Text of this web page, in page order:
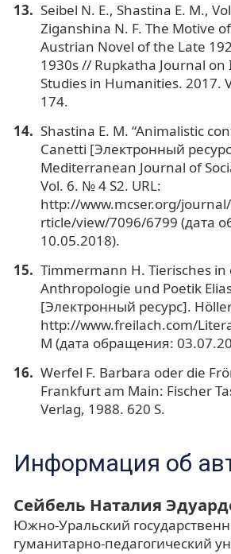
Seibel N. E., Shastina E. M.,
Ziganshina N. F. The Motive
Austrian Novel of the Late
1930s // Rupkatha Journal
Studies in Humanities. 2017.
174.
Shastina E. M. “Animalistic
Canetti [Электронный
Mediterranean Journal of
Vol. 6. № 4 S2. URL:
http://www.mcser.org/
rticle/view/7096/6799 (дата
10.05.2018).
Timmermann H. Tierisches in
Anthropologie und Poetik
[Электронный ресурс].
http://www.freilach.com/
M (дата обращения:
Werfel F. Barbara oder die
Frankfurt am Main: Fischer
Verlag, 1988. 620 S.
Информация об
Сейбель Наталия
Южно-Уральский
гуманитарно-педагогический